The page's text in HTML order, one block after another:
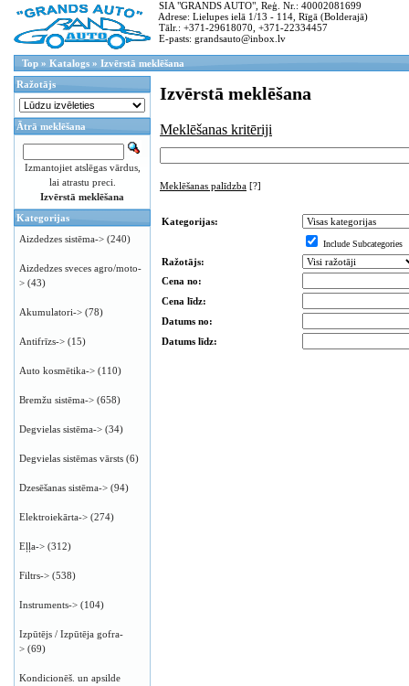
SIA "GRANDS AUTO", Reģ. Nr.: 40002081699
Adrese: Lielupes ielā 1/13 - 114, Rīgā (Bolderajā)
Tālr.: +371-29618070, +371-22334457
E-pasts: grandsauto@inbox.lv
Top » Katalogs » Izvērstā meklēšana
Izvērstā meklēšana
Meklēšanas kritēriji
Meklēšanas palīdzba [?]
Kategorijas:
Include Subcategories
Ražotājs:
Cena no:
Cena līdz:
Datums no:
Datums līdz:
Ražotājs
Ātrā meklēšana
Izmantojiet atslēgas vārdus,
lai atrastu preci.
Izvērstā meklēšana
Kategorijas
Aizdedzes sistēma-> (240)
Aizdedzes sveces agro/moto-
> (43)
Akumulatori-> (78)
Antifrīzs-> (15)
Auto kosmētika-> (110)
Bremžu sistēma-> (658)
Degvielas sistēma-> (34)
Degvielas sistēmas vārsts (6)
Dzesēšanas sistēma-> (94)
Elektroiekārta-> (274)
Eļļa-> (312)
Filtrs-> (538)
Instruments-> (104)
Izpūtējs / Izpūtēja gofra-
> (69)
Kondicionēš. un apsilde